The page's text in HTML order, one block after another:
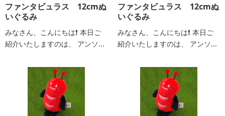
ファンタビュラス 12cmぬ
いぐるみ
みなさん、こんにちは❗️ 本日ご
紹介いたしますのは、 アンソ...
ファンタビュラス 12cmぬ
いぐるみ
みなさん、こんにちは❗️ 本日ご
紹介いたしますのは、 アンソ...